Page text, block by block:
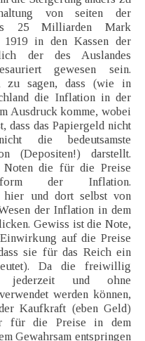
von seiten der
25 Milliarden Mark
in den Kassen der
der des Auslandes
gewesen sein.
zu sagen, dass (wie in
die Inflation in der
Ausdruck komme, wobei
dass das Papiergeld nicht
die bedeutsamste
(Depositen!) darstellt.
die für die Preise
der Inflation.
und dort selbst von
der Inflation in dem
Gewiss ist die Note,
auf die Preise
sie für das Reich ein
Da die freiwillig
jederzeit und ohne
werden können,
Kaufkraft (eben Geld)
für die Preise in dem
Gewahrsam entspringen